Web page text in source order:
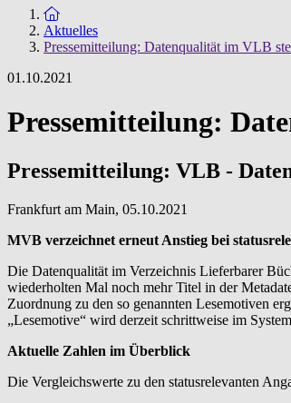
Zur Startseite
Aktuelles
Pressemitteilung: Datenqualität im VLB
01.10.2021
Pressemitteilung:
Pressemitteilung: VLB -
Frankfurt am Main, 05.10.2021
MVB verzeichnet erneut Anstieg bei
Die Datenqualität im Verzeichnis Lieferbarer
wiederholten Mal noch mehr Titel in der
Zuordnung zu den so genannten Lesemotiven
„Lesemotive“ wird derzeit schrittweise im
Aktuelle Zahlen im Überblick
Die Vergleichswerte zu den statusrelevanten